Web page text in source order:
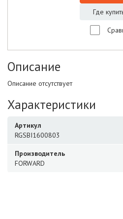
Где
Описание
Описание отсутствует
Характеристики
Артикул
RGSBI1600803
Производитель
FORWARD